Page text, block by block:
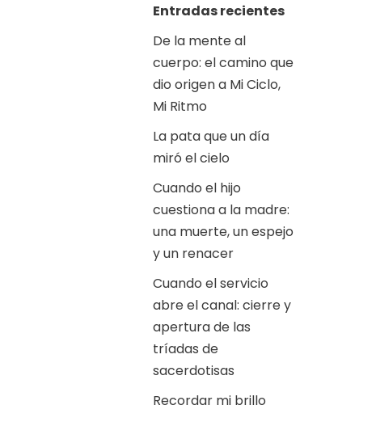
Entradas recientes
De la mente al
cuerpo: el camino que
dio origen a Mi Ciclo,
Mi Ritmo
La pata que un día
miró el cielo
Cuando el hijo
cuestiona a la madre:
una muerte, un espejo
y un renacer
Cuando el servicio
abre el canal: cierre y
apertura de las
tríadas de
sacerdotisas
Recordar mi brillo